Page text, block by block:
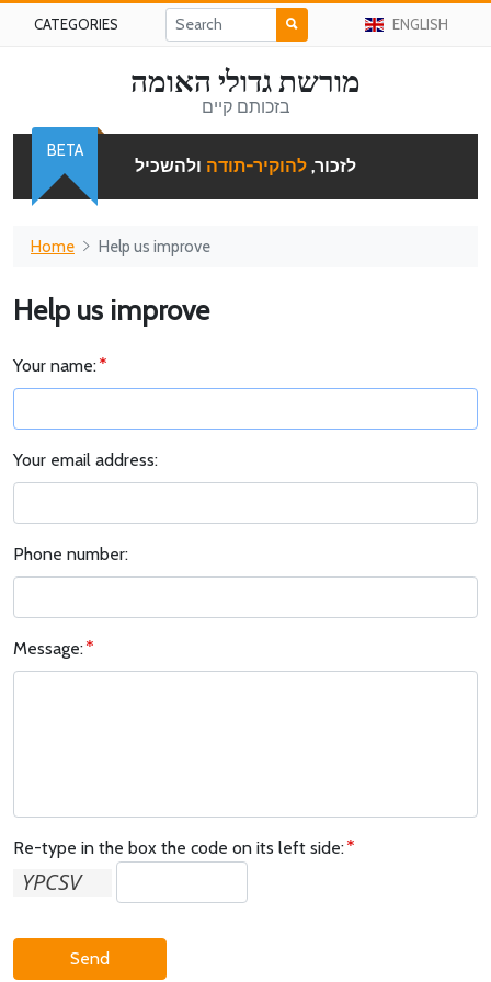
CATEGORIES ENGLISH
מורשת גדולי האומה
בזכותם קיים
לזכור, להוקיר-תודה ולהשכיל
BETA
Home Help us improve
Help us improve
Your name:
Your email address:
Phone number:
Message:
Re-type in the box the code on its left side:
Send